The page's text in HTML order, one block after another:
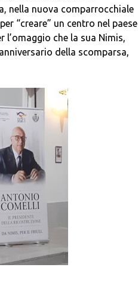
nella nuova comparrocchiale
“creare” un centro nel paese
che la sua Nimis,
della scomparsa,